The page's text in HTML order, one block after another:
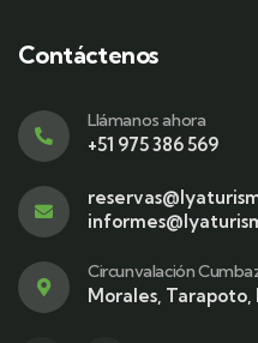
Contáctenos
Llámanos ahora
+51 975 386 569
Circunvalación
Morales, Tarapoto,